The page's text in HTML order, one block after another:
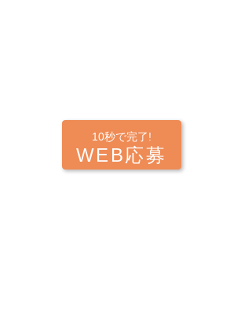
10秒で完了!
WEB応募